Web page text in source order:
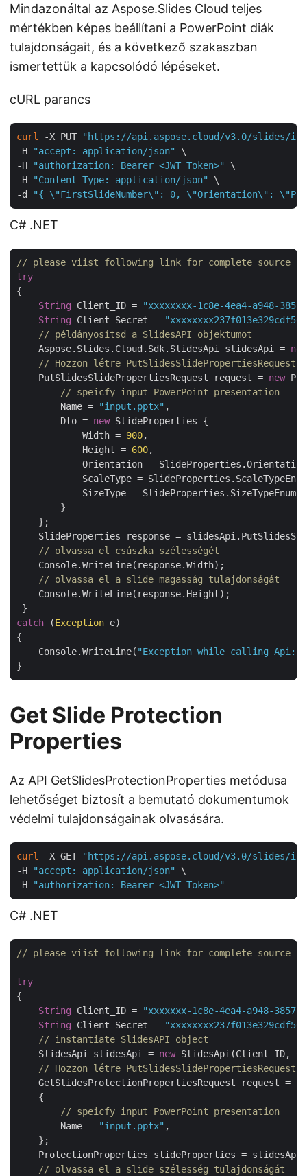
Mindazonáltal az Aspose.Slides Cloud teljes
mértékben képes beállítani a PowerPoint diák
tulajdonságait, és a következő szakaszban
ismertettük a kapcsolódó lépéseket.
cURL parancs
curl -X PUT
"https://api.aspose.cloud/v3.0/slides/
-H
"accept: application/json"
\
-H
"authorization: Bearer <JWT Token>"
\
-H
"Content-Type: application/json"
\
-d
"{ \"FirstSlideNumber\": 0, \"Orientation\":
C# .NET
// please viist following link for complete source
try
{
String Client_ID =
"xxxxxxxx-1c8e-4ea4-a948-
String Client_Secret =
// példányosítsd a SlidesAPI objektumot
    Aspose.Slides.Cloud.Sdk.SlidesApi slidesApi =
new
// Hozzon létre PutSlidesSlidePropertiesRequest
    PutSlidesSlidePropertiesRequest request =
new
// speicfy input PowerPoint presentation
        Name =
"input.pptx" ,
        Dto =
new SlideProperties {
            Width =
900,
            Height =
600,
Orientation =
ScaleType =
SizeType =
        }
    };
SlideProperties response =
// olvassa el csúszka szélességét
    Console.WriteLine(response.Width);
// olvassa el a slide magasság tulajdonságát
    Console.WriteLine(response.Height);
catch (Exception e)
{
    Console.WriteLine(
"Exception while calling Api: "
Get Slide Protection
Properties
Az API GetSlidesProtectionProperties metódusa
lehetőséget biztosít a bemutató dokumentumok
védelmi tulajdonságainak olvasására.
curl -X GET
"https://api.aspose.cloud/v3.0/slides/
-H
"accept: application/json"
\
-H
"authorization: Bearer <JWT Token>"
C# .NET
// please viist following link for complete source
try
{
String Client_ID =
"xxxxxxx-1c8e-4ea4-a948-
String Client_Secret =
// instantiate SlidesAPI object
    SlidesApi slidesApi =
new SlidesApi(Client_ID,
// Hozzon létre PutSlidesSlidePropertiesRequest
    GetSlidesProtectionPropertiesRequest request =
    {
// speicfy input PowerPoint presentation
        Name =
"input.pptx" ,
    };
ProtectionProperties slideProperties =
// olvassa el a slide szélesség tulajdonságát